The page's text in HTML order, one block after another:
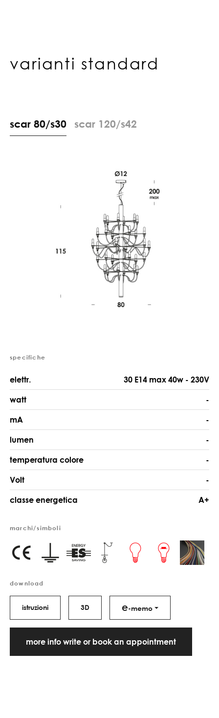
varianti standard
scar 80/s30 scar 120/s42
specifiche
elettr. 30 E14 max 40w - 230V
watt -
mA -
lumen -
temperatura colore -
Volt -
classe energetica A+
marchi/simboli
download
istruzioni 3D e-memo
more info write or book an appointment